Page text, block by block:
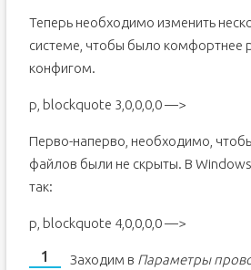
Теперь необходимо изменить
системе, чтобы было комфортнее
конфигом.
p, blockquote 3,0,0,0,0 —>
Перво-наперво, необходимо,
файлов были не скрыты. В Windows
так:
p, blockquote 4,0,0,0,0 —>
Заходим в Параметры